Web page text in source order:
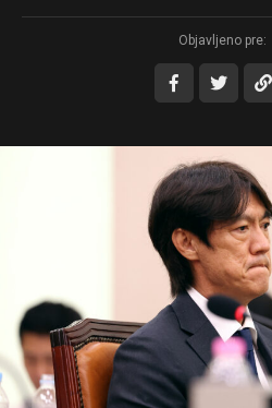
Objavljeno pre: